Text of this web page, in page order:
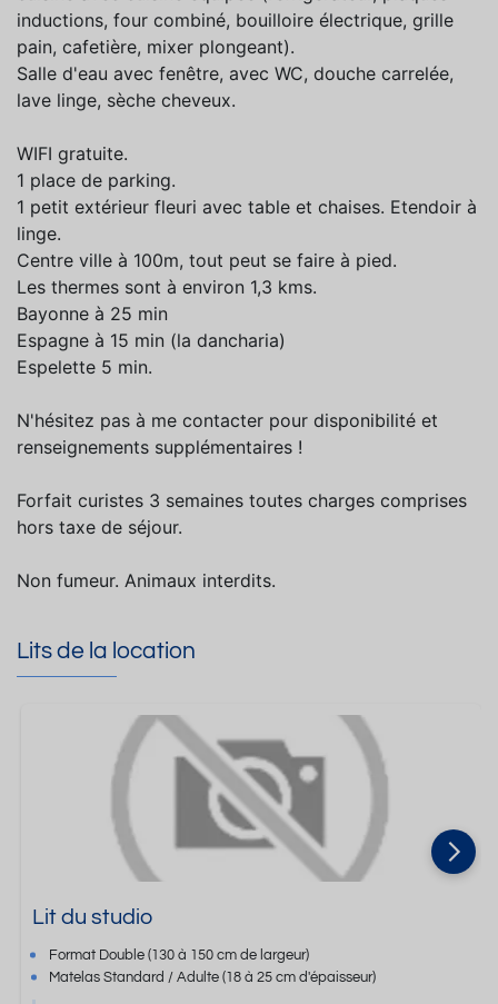
inductions, four combiné, bouilloire électrique, grille
pain, cafetière, mixer plongeant).
Salle d'eau avec fenêtre, avec WC, douche carrelée,
lave linge, sèche cheveux.
WIFI gratuite.
1 place de parking.
1 petit extérieur fleuri avec table et chaises. Etendoir à
linge.
Centre ville à 100m, tout peut se faire à pied.
Les thermes sont à environ 1,3 kms.
Bayonne à 25 min
Espagne à 15 min (la dancharia)
Espelette 5 min.
N'hésitez pas à me contacter pour disponibilité et
renseignements supplémentaires !
Forfait curistes 3 semaines toutes charges comprises
hors taxe de séjour.
Non fumeur. Animaux interdits.
Lits de la location
Lit du studio
Format Double (130 à 150 cm de largeur)
Matelas Standard / Adulte(18 à 25 cm d'épaisseur)